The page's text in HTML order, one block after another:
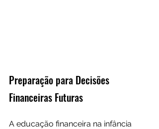
Preparação para Decisões
Financeiras Futuras
A educação financeira na infância